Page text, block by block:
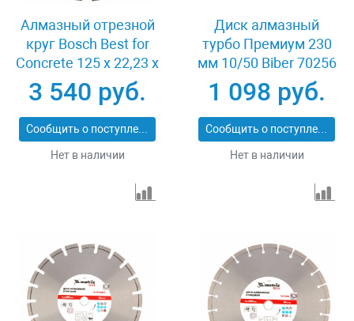
Алмазный отрезной
круг Bosch Best for
Concrete 125 x 22,23 x
2,2 x 12 mm
3 540 руб.
Сообщить о поступлении
Нет в наличии
Диск алмазный
турбо Премиум 230
мм 10/50 Biber 70256
1 098 руб.
Сообщить о поступлении
Нет в наличии